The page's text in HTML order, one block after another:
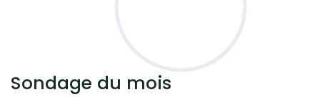
Sondage du mois